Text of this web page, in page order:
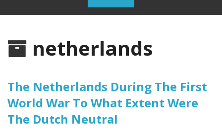
netherlands
The Netherlands During The First
World War To What Extent Were
The Dutch Neutral